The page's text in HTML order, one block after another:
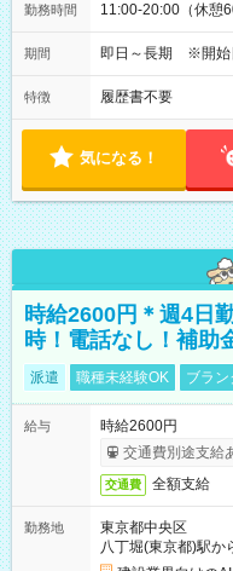
勤務時間 11:00-20:00（休憩
期間 即日～長期 ※開始
特徴 履歴書不要
気になる！
時給2600円＊週4日
時！電話なし！補助
派遣 職種未経験OK ブラン
給与
時給2600円
交通費別途支給
交通費 全額支給
勤務地
東京都中央区
八丁堀(東京都)駅か